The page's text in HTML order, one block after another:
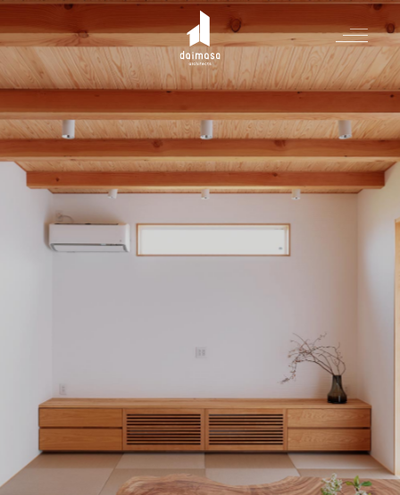
Greeting
はじめましての方へ
Made in DAIMASA
私たちの想い
保証とサポート
ヒノキプロジェクト
For customer
よくある質問
木材辞典
採用情報
資料請求